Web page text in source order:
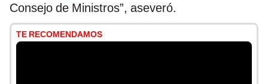
Consejo de Ministros”, aseveró.
TE RECOMENDAMOS